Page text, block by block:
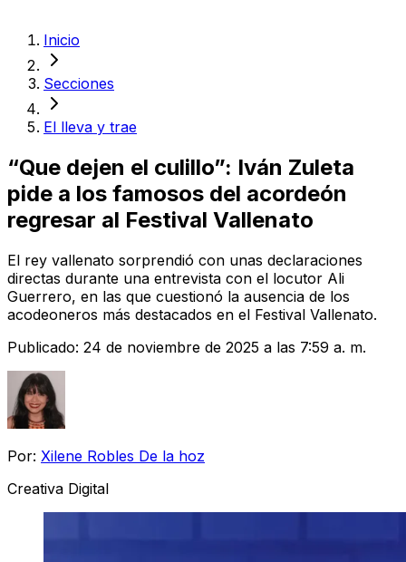
Inicio
Secciones
El lleva y trae
“Que dejen el culillo”: Iván Zuleta
pide a los famosos del acordeón
regresar al Festival Vallenato
El rey vallenato sorprendió con unas declaraciones
directas durante una entrevista con el locutor Ali
Guerrero, en las que cuestionó la ausencia de los
acodeoneros más destacados en el Festival Vallenato.
Publicado: 24 de noviembre de 2025 a las 7:59 a. m.
Por: Xilene Robles De la hoz
Creativa Digital